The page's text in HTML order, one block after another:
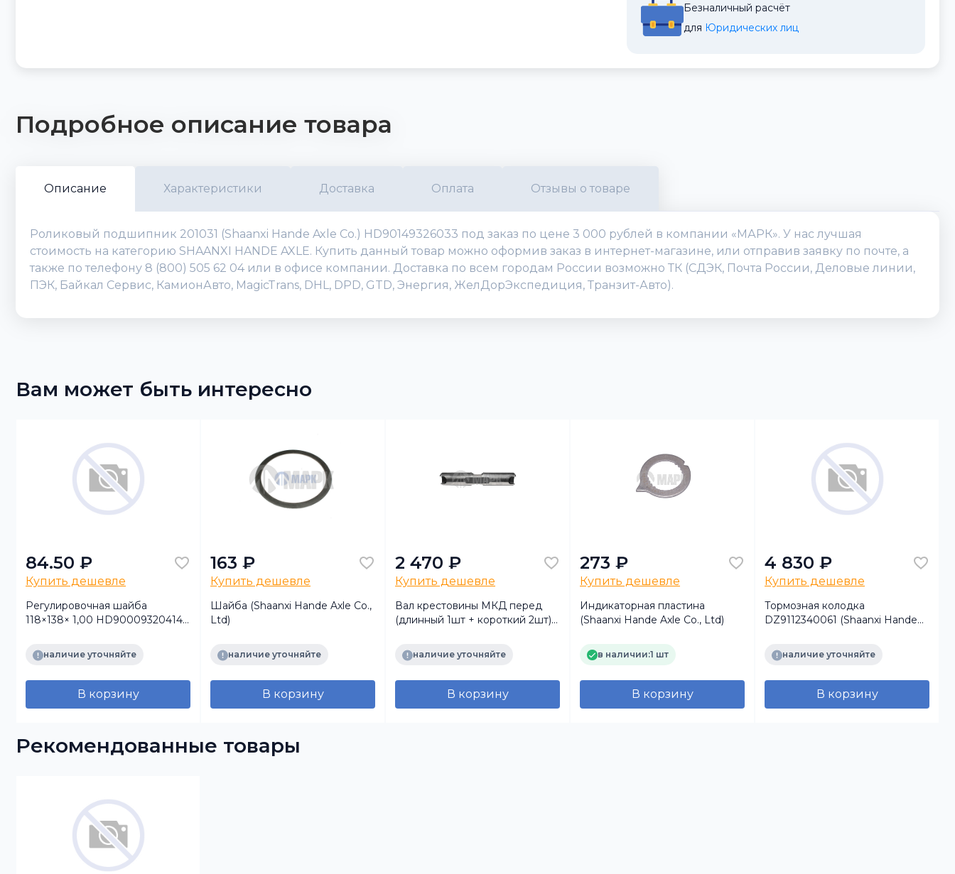
Безналичный расчёт
для Юридических лиц
Подробное описание товара
Описание Характеристики Доставка Оплата Отзывы о товаре
Роликовый подшипник 201031 (Shaanxi Hande Axle Co.) HD90149326033 под заказ по цене 3 000 рублей в компании «МАРК». У нас лучшая
стоимость на категорию SHAANXI HANDE AXLE. Купить данный товар можно оформив заказ в интернет-магазине, или отправив заявку по почте, а
также по телефону 8 (800) 505 62 04 или в офисе компании. Доставка по всем городам России возможно ТК (СДЭК, Почта России, Деловые линии,
ПЭК, Байкал Сервис, КамионАвто, MagicTrans, DHL, DPD, GTD, Энергия, ЖелДорЭкспедиция, Транзит-Авто).
Вам может быть интересно
84.50 ₽
Купить дешевле
Регулировочная шайба
118×138× 1,00 HD90009320414
наличие уточняйте
В корзину
163 ₽
Купить дешевле
Шайба (Shaanxi Hande Axle Co.,
Ltd)
наличие уточняйте
В корзину
2 470 ₽
Купить дешевле
Вал крестовины МКД перед
(длинный 1шт + короткий 2шт)
Hande Axle Co., Ltd)
наличие уточняйте
В корзину
273 ₽
Купить дешевле
Индикаторная пластина
(Shaanxi Hande Axle Co., Ltd)
в наличии:1 шт
В корзину
4 830 ₽
Купить дешевле
Тормозная колодка
DZ9112340061 (Shaanxi Hande
наличие уточняйте
В корзину
Рекомендованные товары